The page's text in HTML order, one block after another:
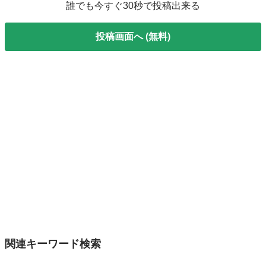
誰でも今すぐ30秒で投稿出来る
投稿画面へ (無料)
関連キーワード検索